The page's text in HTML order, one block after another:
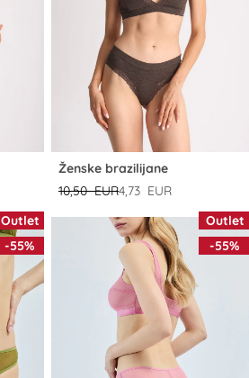
Ženske brazilijane
4,73 EUR
10,50 EUR
Outlet
-55%
Outlet
-55%